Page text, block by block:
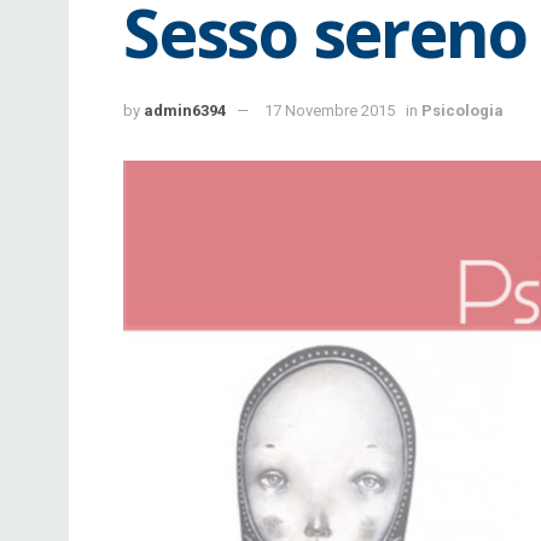
Sesso sereno
by admin6394 17 Novembre 2015 in Psicologia